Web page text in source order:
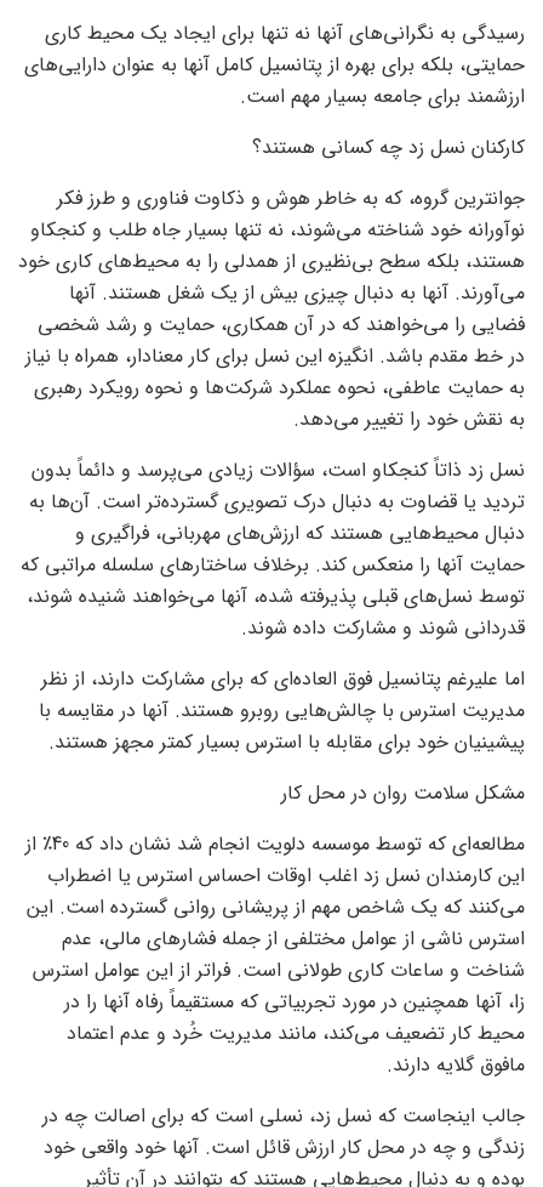
رسیدگی به نگرانی‌های آنها نه تنها برای ایجاد یک محیط کاری
حمایتی، بلکه برای بهره از پتانسیل کامل آنها به عنوان دارایی‌های
ارزشمند برای جامعه بسیار مهم است.
کارکنان نسل زد چه کسانی هستند؟
جوانترین گروه، که به خاطر هوش و ذکاوت فناوری و طرز فکر
نوآورانه خود شناخته می‌شوند، نه تنها بسیار جاه طلب و کنجکاو
هستند، بلکه سطح بی‌نظیری از همدلی را به محیط‌های کاری خود
می‌آورند. آنها به دنبال چیزی بیش از یک شغل هستند. آنها
فضایی را می‌خواهند که در آن همکاری، حمایت و رشد شخصی
در خط مقدم باشد. انگیزه این نسل برای کار معنادار، همراه با نیاز
به حمایت عاطفی، نحوه عملکرد شرکت‌ها و نحوه رویکرد رهبری
به نقش خود را تغییر می‌دهد.
نسل زد ذاتاً کنجکاو است، سؤالات زیادی می‌پرسد و دائماً بدون
تردید یا قضاوت به دنبال درک تصویری گسترده‌تر است. آن‌ها به
دنبال محیط‌هایی هستند که ارزش‌های مهربانی، فراگیری و
حمایت آنها را منعکس کند. برخلاف ساختارهای سلسله مراتبی که
توسط نسل‌های قبلی پذیرفته شده، آنها می‌خواهند شنیده شوند،
قدردانی شوند و مشارکت داده شوند.
اما علیرغم پتانسیل فوق العاده‌ای که برای مشارکت دارند، از نظر
مدیریت استرس با چالش‌هایی روبرو هستند. آنها در مقایسه با
پیشینیان خود برای مقابله با استرس بسیار کمتر مجهز هستند.
مشکل سلامت روان در محل کار
مطالعه‌ای که توسط موسسه دلویت انجام شد نشان داد که 40٪ از
این کارمندان نسل زد اغلب اوقات احساس استرس یا اضطراب
می‌کنند که یک شاخص مهم از پریشانی روانی گسترده است. این
استرس ناشی از عوامل مختلفی از جمله فشارهای مالی، عدم
شناخت و ساعات کاری طولانی است. فراتر از این عوامل استرس
زا، آنها همچنین در مورد تجربیاتی که مستقیماً رفاه آنها را در
محیط کار تضعیف می‌کند، مانند مدیریت خُرد و عدم اعتماد
مافوق گلایه دارند.
جالب اینجاست که نسل زد، نسلی است که برای اصالت چه در
زندگی و چه در محل کار ارزش قائل است. آنها خود واقعی خود
بوده و به دنبال محیط‌هایی هستند که بتوانند در آن تأثیر